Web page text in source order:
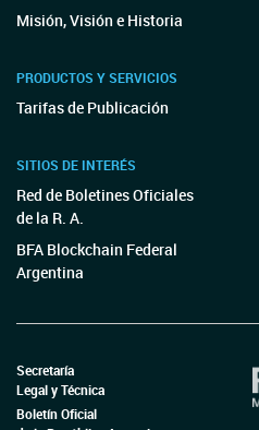
Misión, Visión e Historia
PRODUCTOS Y SERVICIOS
Tarifas de Publicación
SITIOS DE INTERÉS
Red de Boletines Oficiales
de la R. A.
BFA Blockchain Federal
Argentina
Secretaría
Legal y Técnica
Boletín Oficial